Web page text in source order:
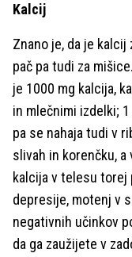
Kalcij
Znano je, da je
pač pa tudi za
je 1000 mg kalcija,
in mlečnimi izdelki;
pa se nahaja tudi v
slivah in korenčku, a
kalcija v telesu
depresije, motenj v
negativnih učinkov
da ga zaužijete v